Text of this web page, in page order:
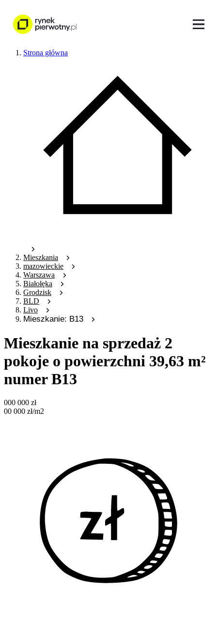
Strona główna
Mieszkania
mazowieckie
Warszawa
Białołęka
Grodzisk
BLD
Livo
Mieszkanie: B13
Mieszkanie na sprzedaż 2
pokoje o powierzchni 39,63 m²
numer B13
000 000 zł
00 000 zł/m2